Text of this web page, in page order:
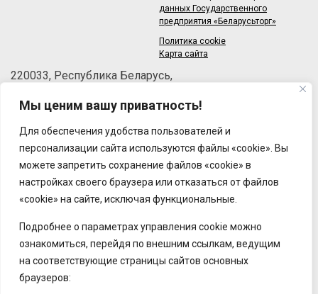
Мы ценим вашу приватность!
Для обеспечения удобства пользователей и
персонализации сайта используются файлы «cookie». Вы
можете запретить сохранение файлов «cookie» в
настройках своего браузера или отказаться от файлов
«cookie» на сайте, исключая функциональные.
Подробнее о параметрах управления cookie можно
ознакомиться, перейдя по внешним ссылкам, ведущим
на соответствующие страницы сайтов основных
браузеров:
данных Государственного
предприятия «Беларусьторг»
Политика cookie
Карта сайта
220033, Республика Беларусь,
Телефон: +375 (17) 215-63-33
Факс: +375 (17) 270-30-50
Email:brt@brt.by